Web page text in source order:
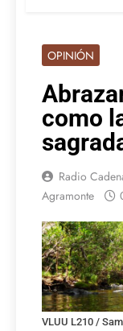
OPINIÓN
como
Radio
Agramonte
VLUU L210 /